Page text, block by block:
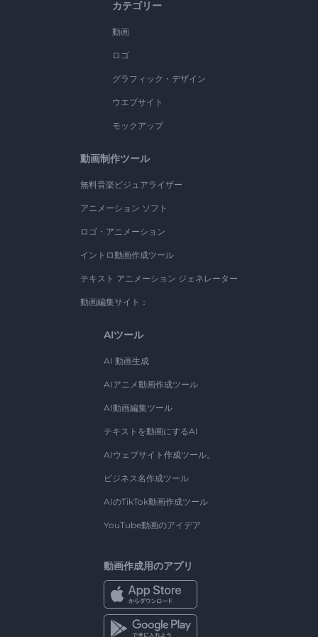
カテゴリー
動画
ロゴ
グラフィック・デザイン
ウエブサイト
モックアップ
動画制作ツール
無料音楽ビジュアライザー
アニメーション ソフト
ロゴ・アニメーション
イントロ動画作成ツール
テキスト アニメーション ジェネレーター
動画編集サイト：
AIツール
AI 動画生成
AIアニメ動画作成ツール
AI動画編集ツール
テキストを動画にするAI
AIウェブサイト作成ツール。
ビジネス名作成ツール
AIのTikTok動画作成ツール
YouTube動画のアイデア
動画作成用のアプリ